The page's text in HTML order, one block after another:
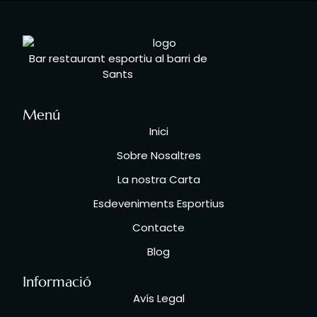
Bar restaurant esportiu al barri de
Sants
Menú
Inici
Sobre Nosaltres
La nostra Carta
Esdeveniments Esportius
Contacte
Blog
Informació
Avís Legal